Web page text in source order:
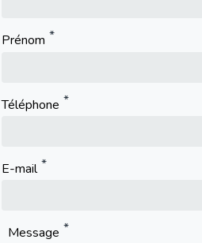
Prénom
Téléphone
E-mail
Message